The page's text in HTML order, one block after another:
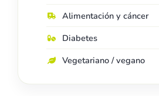
Alimentación y cáncer
Diabetes
Vegetariano / vegano